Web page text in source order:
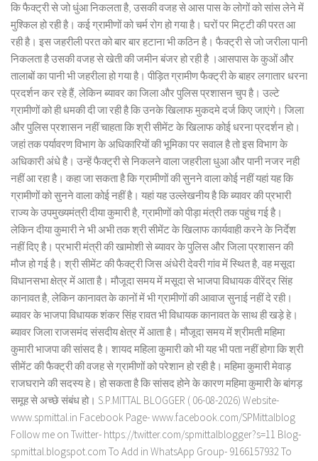
कि फैक्ट्री से जो धुंआ निकलता है, उसकी वजह से आस पास के लोगों को सांस लेने में
मुश्किल हो रही है। कई ग्रामीणों को चर्म रोग हो गया है। घरों पर मिट्टी की परत आ
रही है। इस जहरीली परत को बार बार हटाना भी कठिन है। फैक्ट्री से जो जरीला पानी
निकलता है उसकी वजह से खेती की जमीन बंजर हो रही है ।आसपास के कुओं और
तालाबों का पानी भी जहरीला हो गया है। पीड़ित ग्रामीण फैक्ट्री के बाहर लगातार धरना
प्रदर्शन कर रहे हैं, लेकिन ब्यावर का जिला और पुलिस प्रशासन चुप है। उल्टे
ग्रामीणों को ही धमकी दी जा रही है कि उनके खिलाफ मुकदमे दर्ज किए जाएंगे। जिला
और पुलिस प्रशासन नहीं चाहता कि श्री सीमेंट के खिलाफ कोई धरना प्रदर्शन हो।
जहां तक पर्यावरण विभाग के अधिकारियों की भूमिका पर सवाल है तो इस विभाग के
अधिकारी अंधे है। उन्हें फैक्ट्री से निकलने वाला जहरीला धुआ और पानी नजर नही
नहीं आ रहा है। कहा जा सकता है कि ग्रामीणों की सुनने वाला कोई नहीं यहां यह कि
ग्रामीणों को सुनने वाला कोई नहीं है। यहां यह उल्लेखनीय है कि ब्यावर की प्रभारी
राज्य के उपमुख्यमंत्री दीया कुमारी है, ग्रामीणों को पीड़ा मंत्री तक पहुंच गई है।
लेकिन दीया कुमारी ने भी अभी तक श्री सीमेंट के खिलाफ कार्यवाही करने के निर्देश
नहीं दिए है। प्रभारी मंत्री की खामोशी से ब्यावर के पुलिस और जिला प्रशासन की
मौज हो गई है। श्री सीमेंट की फैक्ट्री जिस अंधेरी देवरी गांव में स्थित है, वह मसूदा
विधानसभा क्षेत्र में आता है। मौजूदा समय में मसूदा से भाजपा विधायक वीरेंद्र सिंह
कानावत है, लेकिन कानावत के कानों में भी ग्रामीणों की आवाज सुनाई नहीं दे रही।
ब्यावर के भाजपा विधायक शंकर सिंह रावत भी विधायक कानावत के साथ ही खड़े हे।
ब्यावर जिला राजसमंद संसदीय क्षेत्र में आता है। मौजूदा समय में श्रीमती महिमा
कुमारी भाजपा की सांसद है। शायद महिला कुमारी को भी यह भी पता नहीं होगा कि श्री
सीमेंट की फैक्ट्री की वजह से ग्रामीणों को परेशान हो रही है। महिमा कुमारी मेवाड़
राजघराने की सदस्य हे। हो सकता है कि सांसद होने के कारण महिमा कुमारी के बांगड़
समूह से अच्छे संबंध हो। S.P.MITTAL BLOGGER ( 06-08-2026) Website-
www.spmittal.in Facebook Page- www.facebook.com/SPMittalblog
Follow me on Twitter- https://twitter.com/spmittalblogger?s=11 Blog-
spmittal.blogspot.com To Add in WhatsApp Group- 9166157932 To